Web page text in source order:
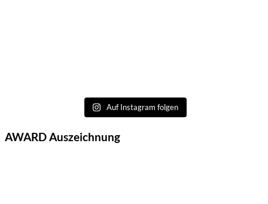
Auf Instagram folgen
AWARD Auszeichnung